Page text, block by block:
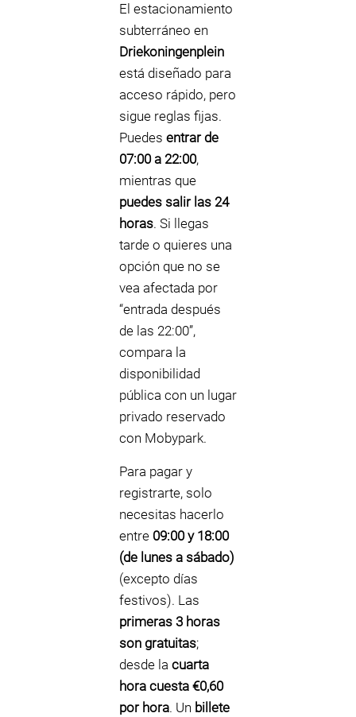
El estacionamiento
subterráneo en
Driekoningenplein
está diseñado para
acceso rápido, pero
sigue reglas fijas.
Puedes entrar de
07:00 a 22:00,
mientras que
puedes salir las 24
horas. Si llegas
tarde o quieres una
opción que no se
vea afectada por
“entrada después
de las 22:00”,
compara la
disponibilidad
pública con un lugar
privado reservado
con Mobypark.
Para pagar y
registrarte, solo
necesitas hacerlo
entre 09:00 y 18:00
(de lunes a sábado)
(excepto días
festivos). Las
primeras 3 horas
son gratuitas;
desde la cuarta
hora cuesta €0,60
por hora. Un billete